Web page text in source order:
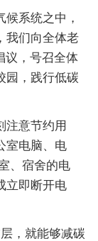
系统之中，
我们向全体老
议，号召全体
园，践行低碳
注意节约用
室电脑、电
、宿舍的电
立即断开电
，就能够减碳